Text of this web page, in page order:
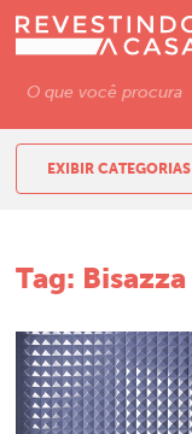
EXIBIR CATEGORIAS
Tag: Bisazza